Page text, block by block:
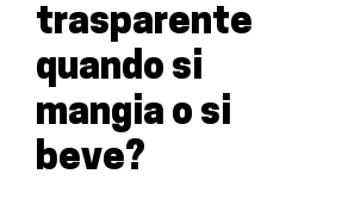
trasparente
quando si
mangia o si
beve?